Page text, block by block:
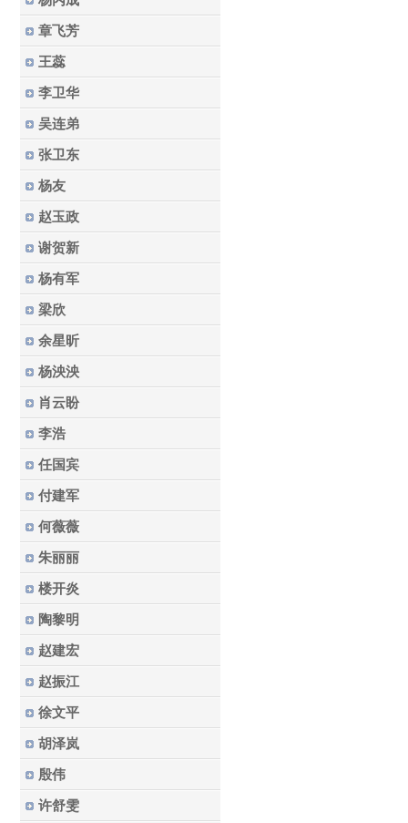
章飞芳
王蕊
李卫华
吴连弟
张卫东
杨友
赵玉政
谢贺新
杨有军
梁欣
余星昕
杨泱泱
肖云盼
李浩
任国宾
付建军
何薇薇
朱丽丽
楼开炎
陶黎明
赵建宏
赵振江
徐文平
胡泽岚
殷伟
许舒雯